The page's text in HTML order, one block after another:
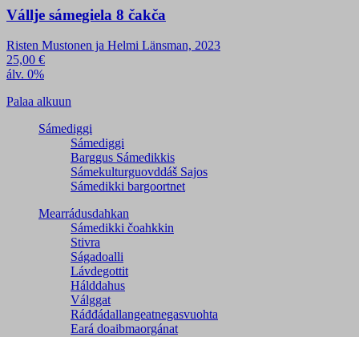
Vállje sámegiela 8 čakča
Risten Mustonen ja Helmi Länsman, 2023
25,00 €
álv. 0%
Palaa alkuun
Sámediggi
Sámediggi
Barggus Sámedikkis
Sámekulturguovddáš Sajos
Sámedikki bargoortnet
Mearrádusdahkan
Sámedikki čoahkkin
Stivra
Ságadoalli
Lávdegottit
Hálddahus
Válggat
Ráđđádallangeatnegas­vuohta
Eará doaibmaorgánat